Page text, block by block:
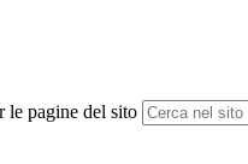
le pagine del sito